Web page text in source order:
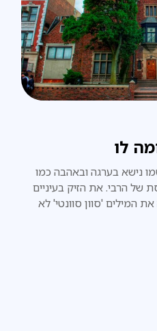
לו
נישא בערגה ובאהבה כמו
של הרבי. את הזיק בעיניים
המילים 'סוון סוונטי' לא